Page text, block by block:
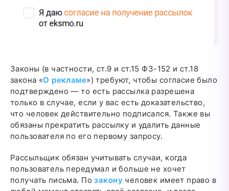
Законы (в частности, ст.9 и ст.15 ФЗ-152 и ст.18
закона «О рекламе») требуют, чтобы согласие было
подтверждено — то есть рассылка разрешена
только в случае, если у вас есть доказательство,
что человек действительно подписался. Также вы
обязаны прекратить рассылку и удалить данные
пользователя по его первому запросу.
Рассыльщик обязан учитывать случаи, когда
пользователь передумал и больше не хочет
получать письма. Позакону человек имеет право в